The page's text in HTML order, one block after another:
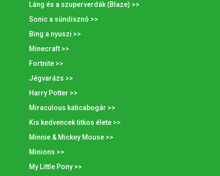
Láng és a szuperverdák (Blaze) >>
Sonic a sündisznó >>
Bing a nyuszi >>
Minecraft >>
Fortnite >>
Jégvarázs >>
Harry Potter >>
Miraculous katicabogár >>
Kis kedvencek titkos élete >>
Minnie & Mickey Mouse >>
Minions >>
My Little Pony >>